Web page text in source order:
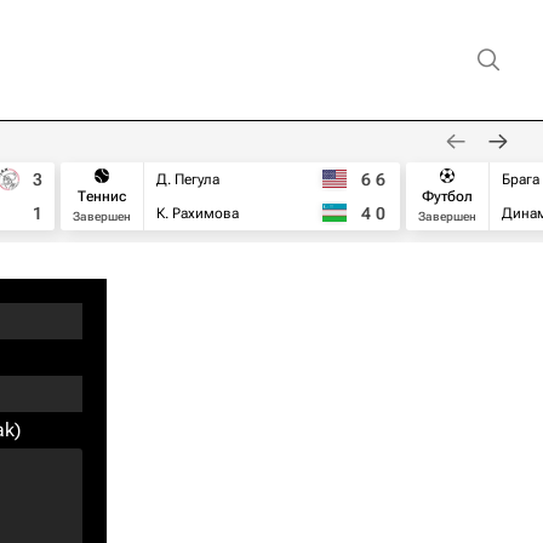
3
1
Теннис
Завершен
Д. Пегула
К. Рахимова
6 6
4 0
Футбол
Завершен
Брага